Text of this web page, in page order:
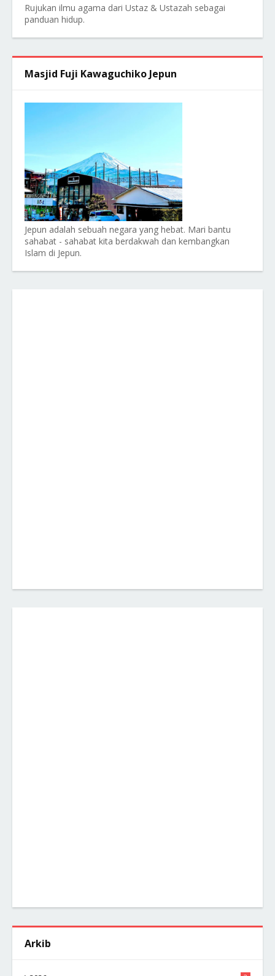
Rujukan ilmu agama dari Ustaz & Ustazah sebagai
panduan hidup.
Masjid Fuji Kawaguchiko Jepun
Jepun adalah sebuah negara yang hebat. Mari bantu
sahabat - sahabat kita berdakwah dan kembangkan
Islam di Jepun.
Arkib